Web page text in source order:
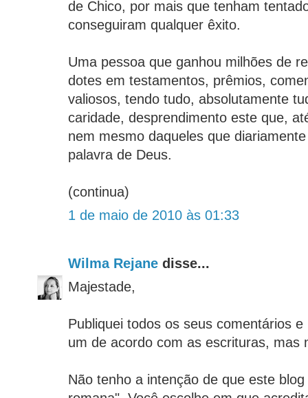
de Chico, por mais que tenham
conseguiram qualquer êxito.
Uma pessoa que ganhou milhões de
dotes em testamentos, prêmios,
valiosos, tendo tudo, absolutamente
caridade, desprendimento este que,
nem mesmo daqueles que
palavra de Deus.
(continua)
1 de maio de 2010 às 01:33
Wilma Rejane disse...
Majestade,
Publiquei todos os seus comentários
um de acordo com as escrituras, mas
Não tenho a intenção de que este